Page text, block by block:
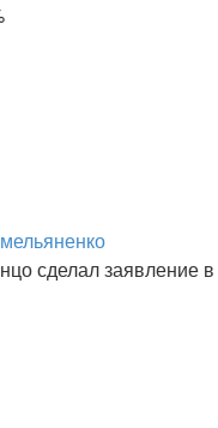
сделал заявление в